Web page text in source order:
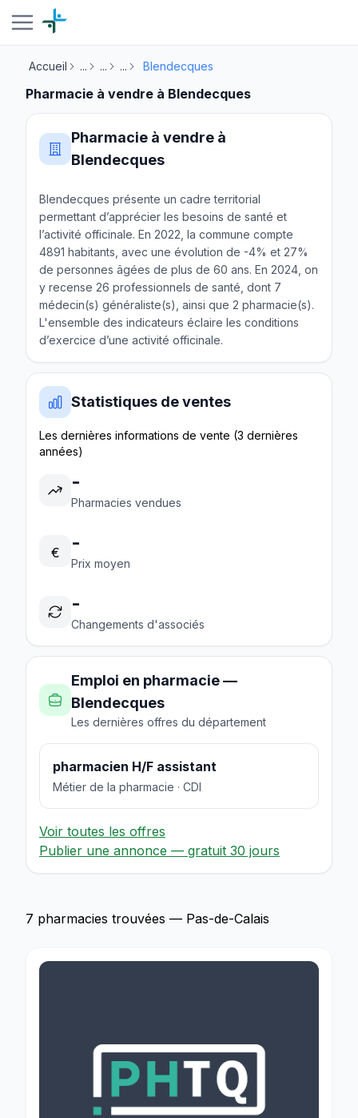
Accueil ... ... ... Blendecques
Pharmacie à vendre à Blendecques
Pharmacie à vendre à
Blendecques
Blendecques présente un cadre territorial
permettant d’apprécier les besoins de santé et
l’activité officinale. En 2022, la commune compte
4891 habitants, avec une évolution de -4% et 27%
de personnes âgées de plus de 60 ans. En 2024, on
y recense 26 professionnels de santé, dont 7
médecin(s) généraliste(s), ainsi que 2 pharmacie(s).
L'ensemble des indicateurs éclaire les conditions
d’exercice d’une activité officinale.
Statistiques de ventes
Les dernières informations de vente (3 dernières
années)
-
Pharmacies vendues
€ -
Prix moyen
-
Changements d'associés
Emploi en pharmacie —
Blendecques
Les dernières offres du département
pharmacien H/F assistant
Métier de la pharmacie · CDI
Voir toutes les offres
Publier une annonce — gratuit 30 jours
7 pharmacies trouvées — Pas-de-Calais